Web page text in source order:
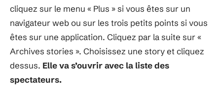
cliquez sur le menu « Plus » si vous êtes sur un
navigateur web ou sur les trois petits points si vous
êtes sur une application. Cliquez par la suite sur «
Archives stories ». Choisissez une story et cliquez
dessus. Elle va s’ouvrir avec la liste des
spectateurs.